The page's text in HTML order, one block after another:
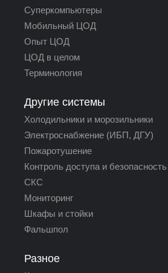
Суперкомпьютеры
Мобильный ЦОД
Опыт ЦОД
ЦОД в целом
Терминология
Другие системы
Холодильники и морозильники
Электроснабжение (ИБП, ДГУ)
Пожаротушение
Контроль доступа и безопасность
СКС
Мониторинг
Шкафы и стойки
Фальшпол
Разное